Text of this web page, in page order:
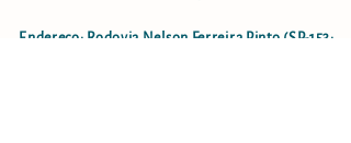
Endereço: Rodovia Nelson Ferreira Pinto (SP-153;